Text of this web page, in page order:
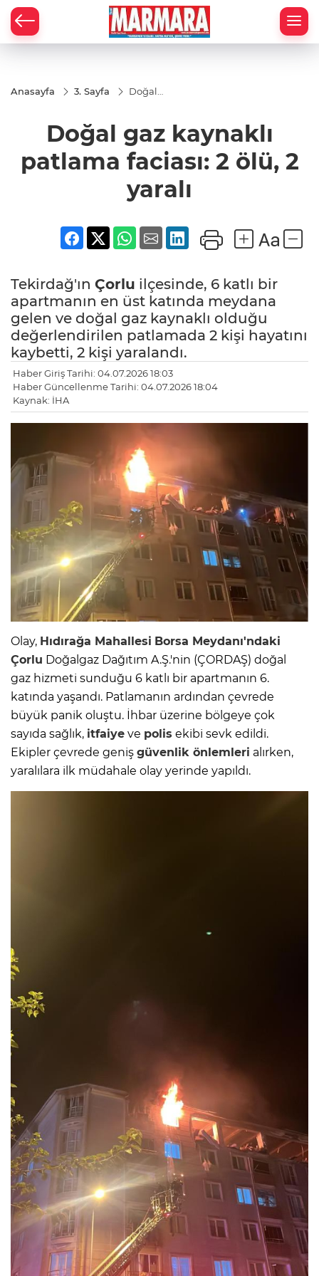
Anasayfa 3. Sayfa
Doğal
faciası: 2
ölü, 2
yaralı
Doğal gaz kaynaklı
patlama faciası: 2 ölü, 2
yaralı
Tekirdağ'ın Çorlu ilçesinde, 6 katlı bir
apartmanın en üst katında meydana
gelen ve doğal gaz kaynaklı olduğu
değerlendirilen patlamada 2 kişi hayatını
kaybetti, 2 kişi yaralandı.
Haber Giriş Tarihi: 04.07.2026 18:03
Haber Güncellenme Tarihi: 04.07.2026 18:04
Kaynak: İHA
Olay, Hıdırağa Mahallesi Borsa Meydanı'ndaki
Çorlu Doğalgaz Dağıtım A.Ş.'nin (ÇORDAŞ) doğal
gaz hizmeti sunduğu 6 katlı bir apartmanın 6.
katında yaşandı. Patlamanın ardından çevrede
büyük panik oluştu. İhbar üzerine bölgeye çok
sayıda sağlık, itfaiye ve polis ekibi sevk edildi.
Ekipler çevrede geniş güvenlik önlemleri alırken,
yaralılara ilk müdahale olay yerinde yapıldı.